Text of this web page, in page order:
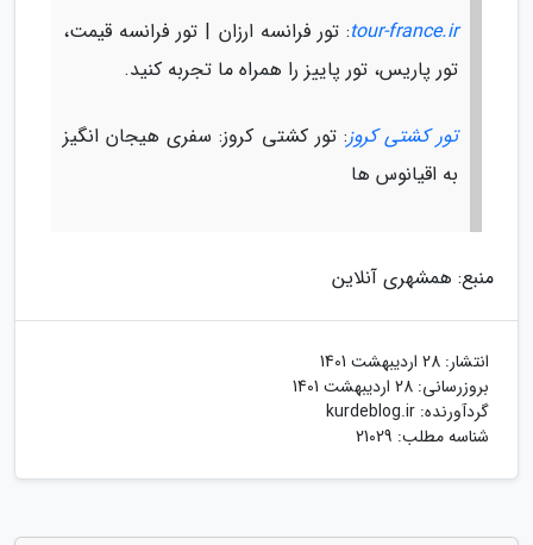
tour-france.ir: تور فرانسه ارزان | تور فرانسه قیمت،
تور پاریس، تور پاییز را همراه ما تجربه کنید.
تور کشتی کروز: تور کشتی کروز: سفری هیجان انگیز
به اقیانوس ها
منبع: همشهری آنلاین
انتشار: 28 اردیبهشت 1401
بروزرسانی: 28 اردیبهشت 1401
گردآورنده: kurdeblog.ir
شناسه مطلب: 21029